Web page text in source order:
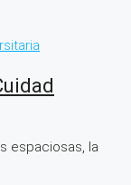
espaciosas, la